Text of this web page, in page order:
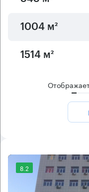
1004 м²
1514 м²
8.2